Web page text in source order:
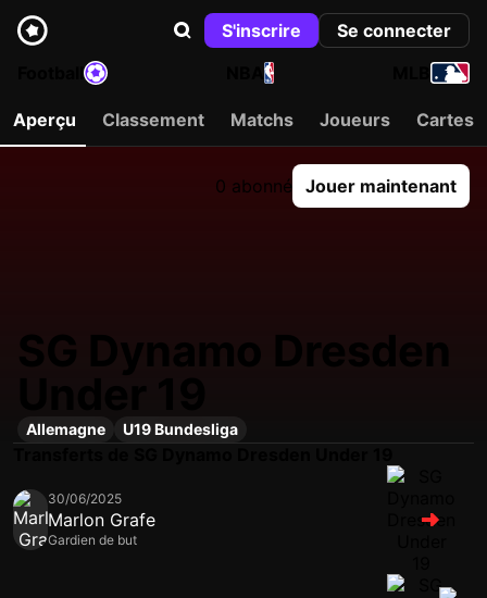
S'inscrire
Se connecter
NBA
Aperçu Classement Matchs Joueurs Cartes
0 abonné Jouer maintenant
SG Dynamo Dresden
Allemagne U19 Bundesliga
30/06/2025
Marlon Grafe
Gardien de but